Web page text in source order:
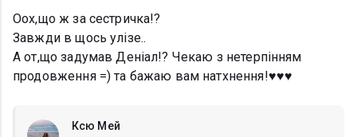
Оох,що ж за сестричка!?
Завжди в щось улізе..
А от,що задумав Деніал!? Чекаю з нетерпінням
продовження =) та бажаю вам натхнення!♥♥♥
Ксю Мей